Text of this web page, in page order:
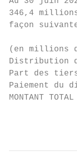
346,4
façon
(en
Part des
Paiement
MONTANT